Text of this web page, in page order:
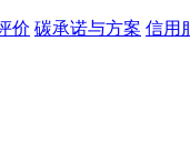
价 碳承诺与方案 信用